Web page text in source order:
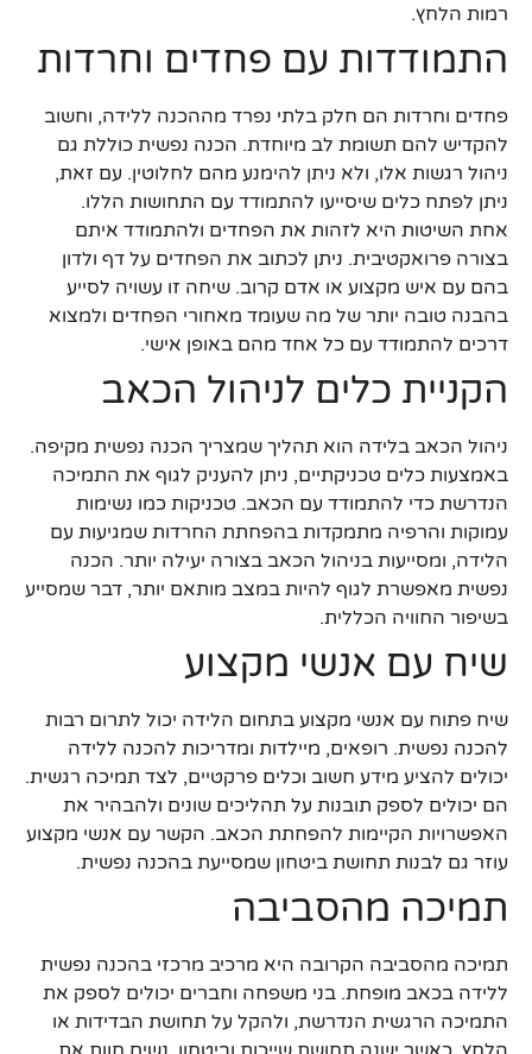
רמות הלחץ.
התמודדות עם פחדים וחרדות
פחדים וחרדות הם חלק בלתי נפרד מההכנה ללידה, וחשוב
להקדיש להם תשומת לב מיוחדת. הכנה נפשית כוללת גם
ניהול רגשות אלו, ולא ניתן להימנע מהם לחלוטין. עם זאת,
ניתן לפתח כלים שיסייעו להתמודד עם התחושות הללו.
אחת השיטות היא לזהות את הפחדים ולהתמודד איתם
בצורה פרואקטיבית. ניתן לכתוב את הפחדים על דף ולדון
בהם עם איש מקצוע או אדם קרוב. שיחה זו עשויה לסייע
בהבנה טובה יותר של מה שעומד מאחורי הפחדים ולמצוא
דרכים להתמודד עם כל אחד מהם באופן אישי.
הקניית כלים לניהול הכאב
ניהול הכאב בלידה הוא תהליך שמצריך הכנה נפשית מקיפה.
באמצעות כלים טכניקתיים, ניתן להעניק לגוף את התמיכה
הנדרשת כדי להתמודד עם הכאב. טכניקות כמו נשימות
עמוקות והרפיה מתמקדות בהפחתת החרדות שמגיעות עם
הלידה, ומסייעות בניהול הכאב בצורה יעילה יותר. הכנה
נפשית מאפשרת לגוף להיות במצב מותאם יותר, דבר שמסייע
בשיפור החוויה הכללית.
שיח עם אנשי מקצוע
שיח פתוח עם אנשי מקצוע בתחום הלידה יכול לתרום רבות
להכנה נפשית. רופאים, מיילדות ומדריכות להכנה ללידה
יכולים להציע מידע חשוב וכלים פרקטיים, לצד תמיכה רגשית.
הם יכולים לספק תובנות על תהליכים שונים ולהבהיר את
האפשרויות הקיימות להפחתת הכאב. הקשר עם אנשי מקצוע
עוזר גם לבנות תחושת ביטחון שמסייעת בהכנה נפשית.
תמיכה מהסביבה
תמיכה מהסביבה הקרובה היא מרכיב מרכזי בהכנה נפשית
ללידה בכאב מופחת. בני משפחה וחברים יכולים לספק את
התמיכה הרגשית הנדרשת, ולהקל על תחושת הבדידות או